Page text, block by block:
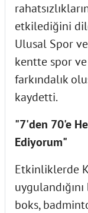
etkilediğini
Ulusal Spor
kentte spor ve
farkındalık
kaydetti.
"7'den 70'e
Ediyorum"
Etkinliklerde
boks,